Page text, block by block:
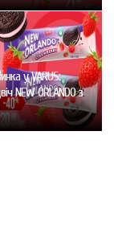
у VARUS:
NEW ORLANDO з